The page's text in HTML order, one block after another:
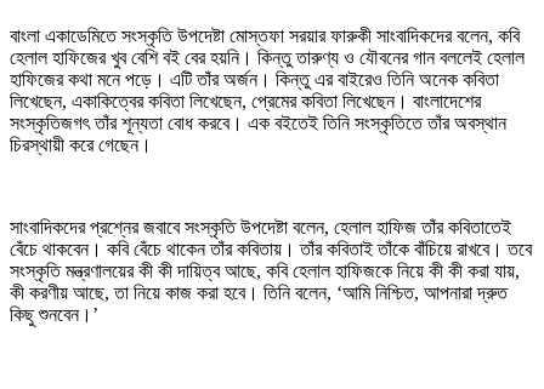
বাংলা একাডেমিতে সংস্কৃতি উপদেষ্টা মোস্তফা সরয়ার ফারুকী সাংবাদিকদের বলেন, কবি
হেলাল হাফিজের খুব বেশি বই বের হয়নি। কিন্তু তারুণ্য ও যৌবনের গান বললেই হেলাল
হাফিজের কথা মনে পড়ে। এটি তাঁর অর্জন। কিন্তু এর বাইরেও তিনি অনেক কবিতা
লিখেছেন, একাকিত্বের কবিতা লিখেছেন, প্রেমের কবিতা লিখেছেন। বাংলাদেশের
সংস্কৃতিজগৎ তাঁর শূন্যতা বোধ করবে। এক বইতেই তিনি সংস্কৃতিতে তাঁর অবস্থান
চিরস্থায়ী করে গেছেন।
সাংবাদিকদের প্রশ্নের জবাবে সংস্কৃতি উপদেষ্টা বলেন, হেলাল হাফিজ তাঁর কবিতাতেই
বেঁচে থাকবেন। কবি বেঁচে থাকেন তাঁর কবিতায়। তাঁর কবিতাই তাঁকে বাঁচিয়ে রাখবে। তবে
সংস্কৃতি মন্ত্রণালয়ের কী কী দায়িত্ব আছে, কবি হেলাল হাফিজকে নিয়ে কী কী করা যায়,
কী করণীয় আছে, তা নিয়ে কাজ করা হবে। তিনি বলেন, ‘আমি নিশ্চিত, আপনারা দ্রুত
কিছু শুনবেন।’